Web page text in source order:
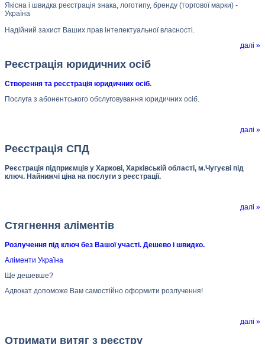
Якісна і швидка реєстрація знака, логотипу, бренду (торгової марки) -
Україна
Надійний захист Ваших прав інтелектуальної власності.
далі »
Реєстрація юридичних осіб
Створення та реєстрація юридичних осіб.
Послуга з абонентського обслуговування юридичних осіб.
далі »
Реєстрація СПД
Реєстрація підприємців у Харкові, Харківській області, м.Чугуєві під
ключ. Найнижчі ціна на послуги з реєстрації.
далі »
Стягнення аліментів
Розлучення під ключ без Вашої участі. Дешево і швидко.
Аліменти Україна
Ще дешевше?
Адвокат допоможе Вам самостійно оформити розлучення!
далі »
Отримати витяг з реєстру